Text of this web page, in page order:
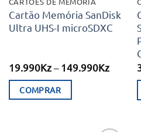
Cartão Memória SanDisk
Ultra UHS-I microSDXC
19.990Kz – 149.990KzPrice
COMPRAR